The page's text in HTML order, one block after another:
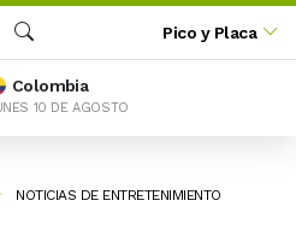
Buscar
Pico y Placa
Colombia
10 DE AGOSTO
NOTICIAS DE ENTRETENIMIENTO